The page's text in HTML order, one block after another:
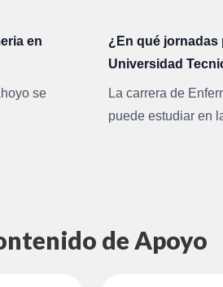
en
se
¿En qué jornadas
Universidad
La carrera de
puede estudiar en
de Apoyo